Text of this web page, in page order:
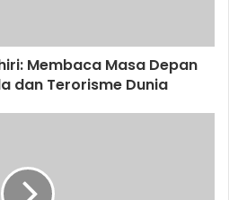
Membaca Masa Depan
dan Terorisme Dunia